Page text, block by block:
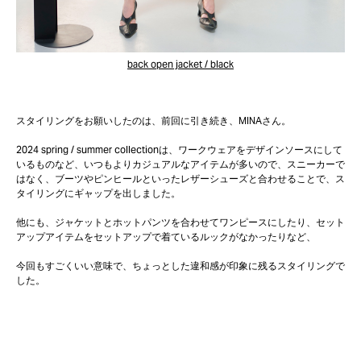
back open jacket / black
スタイリングをお願いしたのは、前回に引き続き、MINAさん。
2024 spring / summer collectionは、ワークウェアをデザインソースにして
いるものなど、いつもよりカジュアルなアイテムが多いので、スニーカーで
はなく、ブーツやピンヒールといったレザーシューズと合わせることで、ス
タイリングにギャップを出しました。
他にも、ジャケットとホットパンツを合わせてワンピースにしたり、セット
アップアイテムをセットアップで着ているルックがなかったりなど、
今回もすごくいい意味で、ちょっとした違和感が印象に残るスタイリングで
した。